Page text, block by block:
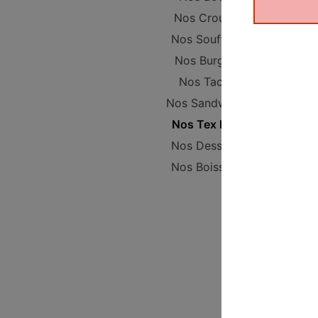
Nos Crousty
Nos Soufflets
Nos Burgers
Nos Tacos
Nos Sandwichs
Nos Tex Mex
Nos Desserts
Nos Boissons